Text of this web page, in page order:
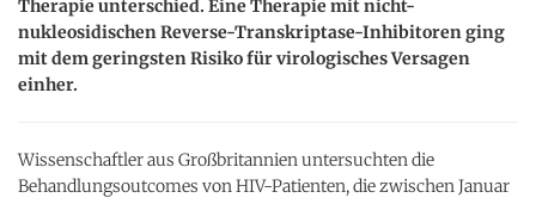
Therapie unterschied. Eine Therapie mit nicht-
nukleosidischen Reverse-Transkriptase-Inhibitoren ging
mit dem geringsten Risiko für virologisches Versagen
einher.
Wissenschaftler aus Großbritannien untersuchten die
Behandlungsoutcomes von HIV-Patienten, die zwischen Januar